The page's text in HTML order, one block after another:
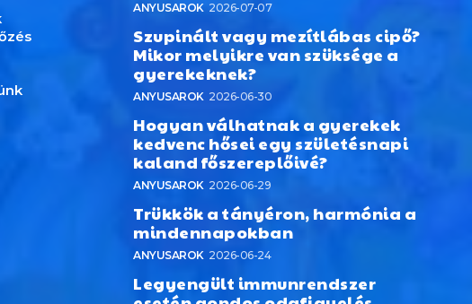
ANYUSAROK 2026-07-07
Szupinált vagy mezítlábas cipő?
Mikor melyikre van szüksége a
gyerekeknek?
ANYUSAROK 2026-06-30
Hogyan válhatnak a gyerekek
kedvenc hősei egy születésnapi
kaland főszereplőivé?
ANYUSAROK 2026-06-29
Trükkök a tányéron, harmónia a
mindennapokban
ANYUSAROK 2026-06-24
Legyengült immunrendszer